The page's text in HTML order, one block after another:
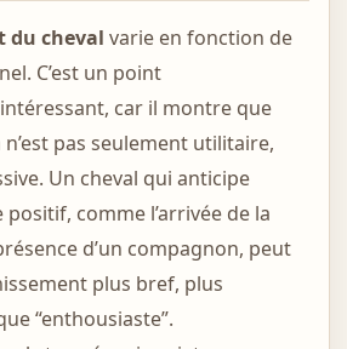
du cheval varie en fonction de
C’est un point
car il montre que
pas seulement utilitaire,
Un cheval qui anticipe
comme l’arrivée de la
d’un compagnon, peut
plus bref, plus
“enthousiaste”.